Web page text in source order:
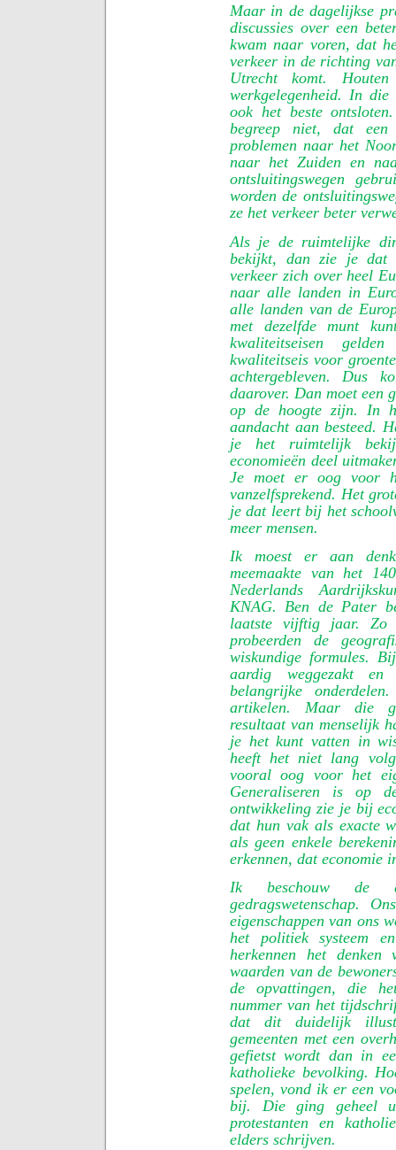
Maar in de dagelijkse
discussies over een
kwam naar voren, dat
verkeer in de richting
Utrecht komt.
werkgelegenheid. In
ook het beste
begreep niet, dat
problemen naar het
naar het Zuiden en
ontsluitingswegen
worden de
ze het verkeer beter
Als je de ruimtelijke
bekijkt, dan zie je dat
verkeer zich over heel
naar alle landen in
alle landen van de
met dezelfde munt
kwaliteitseisen
kwaliteitseis voor
achtergebleven. Dus
daarover. Dan moet een
op de hoogte zijn. In
aandacht aan besteed.
je het ruimtelijk
economieën deel
Je moet er oog voor
vanzelfsprekend. Het
je dat leert bij het
meer mensen.
Ik moest er aan
meemaakte van het
Nederlands
KNAG. Ben de Pater
laatste vijftig jaar. Zo
probeerden de
wiskundige formules.
aardig weggezakt en
belangrijke
artikelen. Maar die
resultaat van menselijk
je het kunt vatten in
heeft het niet lang
vooral oog voor het
Generaliseren is op
ontwikkeling zie je bij
dat hun vak als exacte
als geen enkele
erkennen, dat economie
Ik beschouw de
gedragswetenschap.
eigenschappen van ons
het politiek systeem
herkennen het
waarden van de
de opvattingen, die
nummer van het
dat dit duidelijk
gemeenten met een
gefietst wordt dan in
katholieke bevolking.
spelen, vond ik er een
bij. Die ging geheel
protestanten en
elders schrijven.